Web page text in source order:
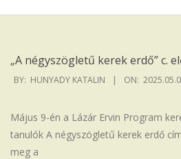
Iskola
„A négyszögletű kerek erdő” c.
2025-
BY: HUNYADY KATALIN ON:
Május 9-én a Lázár Ervin Program
tanulók A négyszögletű kerek erdő
meg a